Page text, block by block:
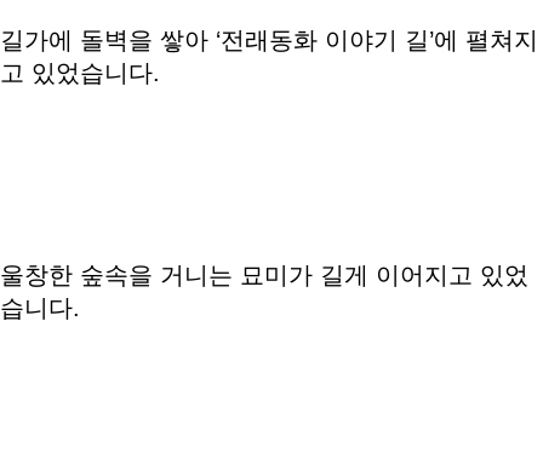
길가에 돌벽을 쌓아 ‘전래동화 이야기 길’에 펼쳐지
고 있었습니다.
울창한 숲속을 거니는 묘미가 길게 이어지고 있었
습니다.